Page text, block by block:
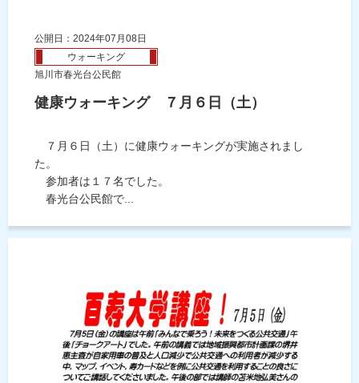
公開日：2024年07月08日
ウォーキング
旭川市春光台公民館
健康ウォーキング ７月６日（土）
７月６日（土）に健康ウォーキングが実施されまし
た。
参加者は１７名でした。
春光台公民館で...